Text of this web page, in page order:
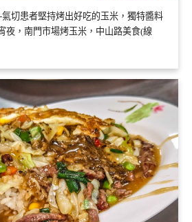
切患者堅持烤出好吃的玉米，獨特醬料
夜，南門市場烤玉米，中山路美食(線